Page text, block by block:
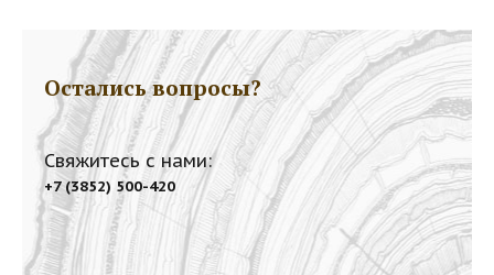
Остались вопросы?
Свяжитесь с нами:
+7 (3852) 500-420